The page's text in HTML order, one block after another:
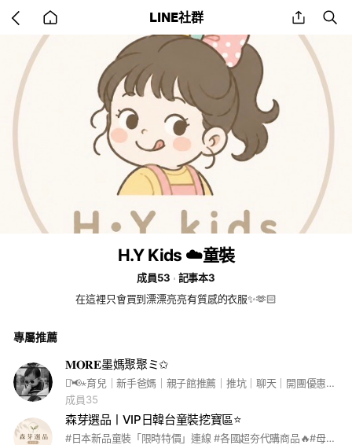
back LINE社群 share
H.Y Kids ☁️童裝
成員53
記事本3
在這裡只會買到漂漂亮亮有質感的衣服✨🫶🏻
專屬推薦
𝐌𝐎𝐑𝐄墨媽聚聚ミ✩
⋆͛📢⋆育兒｜新手爸媽｜親子館推薦｜推坑｜聊天｜開團優惠｜湊單省運費｜偶爾代購 Hello 聊育兒、聊日常、分享媽媽們喜歡的一切。(台南媽咪進來先say嗨,或許可以一起出去溜娃) 入群者請先更改「姓名/月齡」~
成員35
森芽選品ㅣVIP日韓台童裝挖寶區⭐️
#日本新品童裝「限時特價」連線 #各國超夯代購商品🔥#母嬰用品 #日韓代購商品#每個月好康抽獎活動